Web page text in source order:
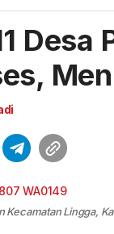
Desa
Kecamatan Lingga,